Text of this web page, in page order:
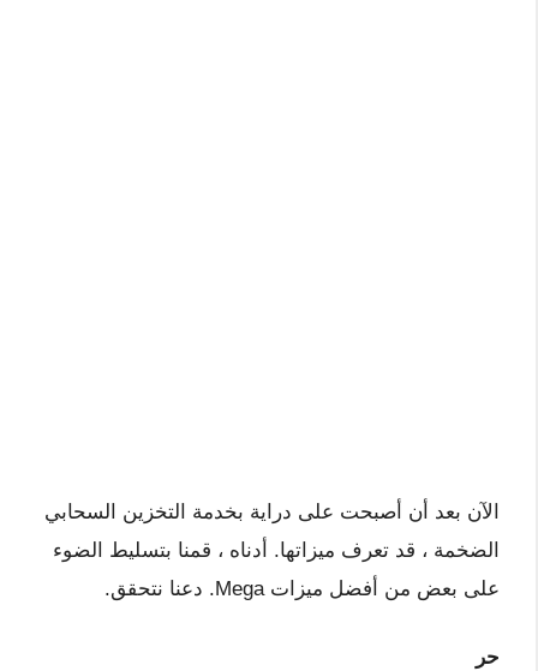
الآن بعد أن أصبحت على دراية بخدمة التخزين السحابي
الضخمة ، قد تعرف ميزاتها. أدناه ، قمنا بتسليط الضوء
على بعض من أفضل ميزات Mega. دعنا نتحقق.
حر